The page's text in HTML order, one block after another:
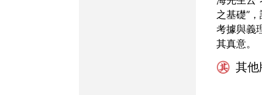
之基礎”
考據與義
其真意。
其他